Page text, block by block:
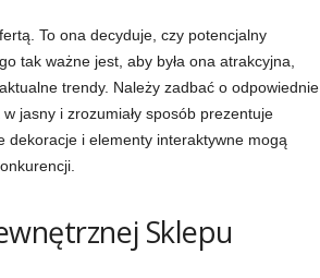
To ona decyduje, czy potencjalny
tak ważne jest, aby była ona atrakcyjna,
trendy. Należy zadbać o odpowiednie
jasny i zrozumiały sposób prezentuje
dekoracje i elementy interaktywne mogą
Sklepu